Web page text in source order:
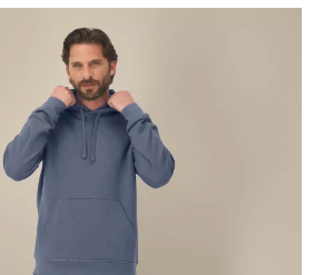
€8.41